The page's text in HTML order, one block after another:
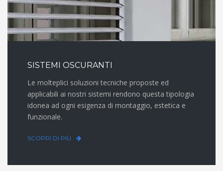
SISTEMI OSCURANTI
Le molteplici soluzioni tecniche proposte ed
applicabili ai nostri sistemi rendono questa tipologia
idonea ad ogni esigenza di montaggio, estetica e
funzionale.
SCOPRI DI PIÙ